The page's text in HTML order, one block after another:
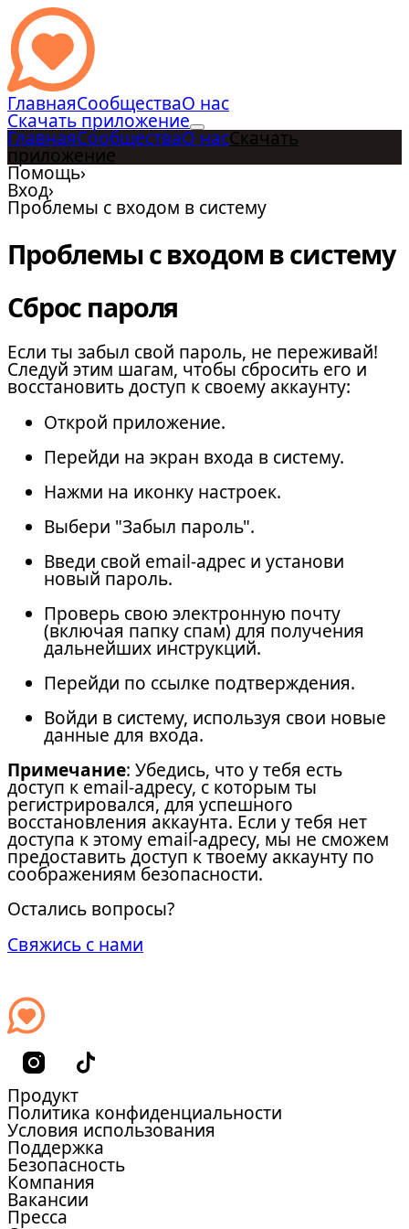
ГлавнаяСообществаО нас
Скачать приложение
ГлавнаяСообществаО насСкачать
приложение
Помощь›
Вход›
Проблемы с входом в систему
Проблемы с входом в систему
Сброс пароля
Если ты забыл свой пароль, не переживай!
Следуй этим шагам, чтобы сбросить его и
восстановить доступ к своему аккаунту:
Открой приложение.
Перейди на экран входа в систему.
Нажми на иконку настроек.
Выбери "Забыл пароль".
Введи свой email-адрес и установи
новый пароль.
Проверь свою электронную почту
(включая папку спам) для получения
дальнейших инструкций.
Перейди по ссылке подтверждения.
Войди в систему, используя свои новые
данные для входа.
Примечание: Убедись, что у тебя есть
доступ к email-адресу, с которым ты
регистрировался, для успешного
восстановления аккаунта. Если у тебя нет
доступа к этому email-адресу, мы не сможем
предоставить доступ к твоему аккаунту по
соображениям безопасности.
Остались вопросы?
Свяжись с нами
Продукт
Политика конфиденциальности
Условия использования
Поддержка
Безопасность
Компания
Вакансии
Пресса